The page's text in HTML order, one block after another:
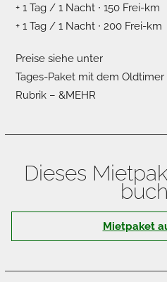
+ 1 Tag / 1 Nacht ∙ 150 Frei-km
+ 1 Tag / 1 Nacht ∙ 200 Frei-km
Preise siehe unter
Tages-Paket mit dem Oldtimer
Rubrik – &MEHR
Dieses
Mietpaket